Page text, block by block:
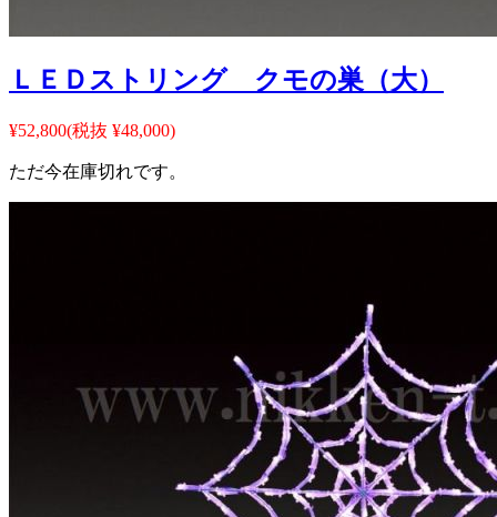
ＬＥＤストリング クモの巣（大）
¥52,800(税抜 ¥48,000)
ただ今在庫切れです。